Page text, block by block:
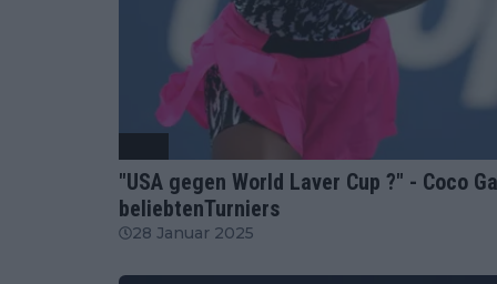
"USA gegen World Laver Cup ?" - Coco
beliebtenTurniers
28 Januar 2025